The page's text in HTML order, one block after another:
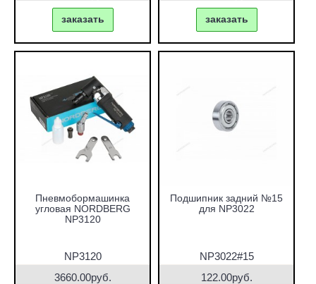
заказать заказать
Пневмобормашинка
угловая NORDBERG
NP3120
NP3120
3660.00руб.
Подшипник задний №15
для NP3022
NP3022#15
122.00руб.